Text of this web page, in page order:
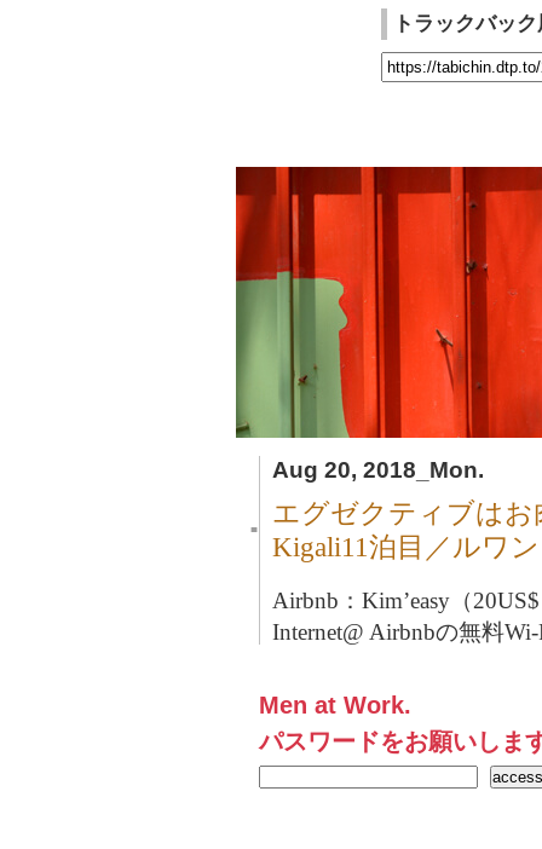
トラックバッ
Aug 20, 2018_Mon.
■
エグゼクティブはお
Kigali11泊目／ルワ
Airbnb：Kim’easy（
Internet@ Airbnbの無料
Men at Work.
パスワードをお願いしま